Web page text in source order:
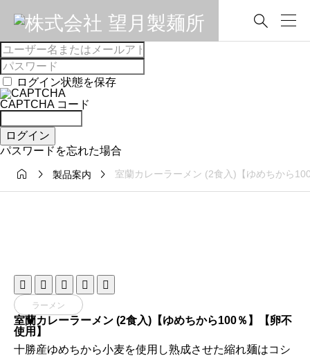

ログイン状態を保存
CAPTCHA コード
ログイン
パスワードを忘れた場合
  製品案内  室蘭カレーラーメン (2食入)【ゆめちから
    
ラーメン
室蘭カレーラーメン (2食入)【ゆめちから100％】【卵不
使用】
十勝産ゆめちから小麦を使用し熟成させた縮れ麺はコシ